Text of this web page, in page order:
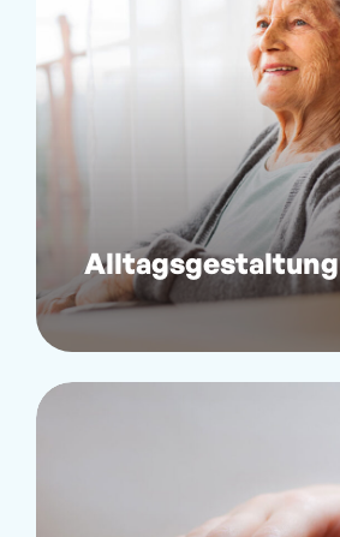
Alltagsgestaltung